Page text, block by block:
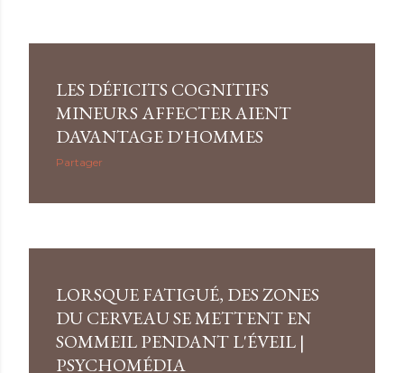
LES DÉFICITS COGNITIFS
MINEURS AFFECTERAIENT
DAVANTAGE D'HOMMES
Partager
LORSQUE FATIGUÉ, DES ZONES
DU CERVEAU SE METTENT EN
SOMMEIL PENDANT L'ÉVEIL |
PSYCHOMÉDIA